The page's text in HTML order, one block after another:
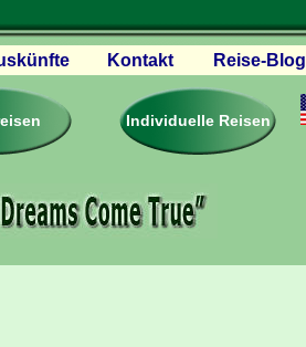
– Reviews
Firmen & Links
Kontakt Reise-Blog
Individuelle Reisen